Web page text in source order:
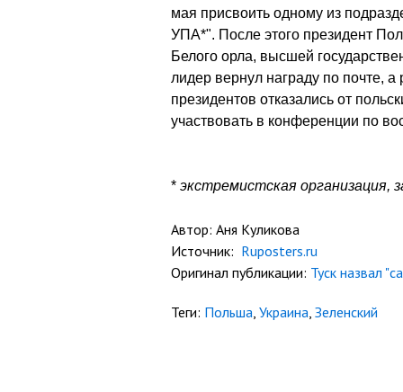
мая присвоить одному из
УПА*". После этого президент
Белого орла, высшей
лидер вернул награду по почте,
президентов отказались от
участвовать в конференции по
* экстремистская организация,
Автор: Аня Куликова
Источник: Ruposters.ru
Оригинал публикации: Туск назвал
Теги: Польша, Украина, Зеленский